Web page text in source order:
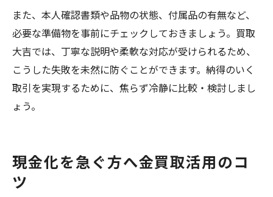
また、本人確認書類や品物の状態、付属品の有無など、
必要な準備物を事前にチェックしておきましょう。買取
大吉では、丁寧な説明や柔軟な対応が受けられるため、
こうした失敗を未然に防ぐことができます。納得のいく
取引を実現するために、焦らず冷静に比較・検討しまし
ょう。
現金化を急ぐ方へ金買取活用のコ
ツ